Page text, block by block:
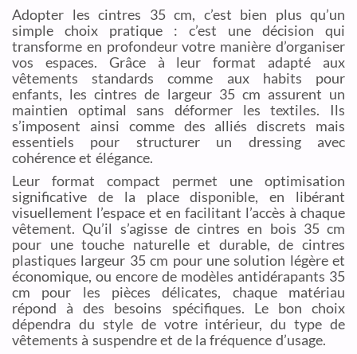
Adopter les cintres 35 cm, c’est bien plus qu’un
simple choix pratique : c’est une décision qui
transforme en profondeur votre manière d’organiser
vos espaces. Grâce à leur format adapté aux
vêtements standards comme aux habits pour
enfants, les cintres de largeur 35 cm assurent un
maintien optimal sans déformer les textiles. Ils
s’imposent ainsi comme des alliés discrets mais
essentiels pour structurer un dressing avec
cohérence et élégance.
Leur format compact permet une optimisation
significative de la place disponible, en libérant
visuellement l’espace et en facilitant l’accès à chaque
vêtement. Qu’il s’agisse de cintres en bois 35 cm
pour une touche naturelle et durable, de cintres
plastiques largeur 35 cm pour une solution légère et
économique, ou encore de modèles antidérapants 35
cm pour les pièces délicates, chaque matériau
répond à des besoins spécifiques. Le bon choix
dépendra du style de votre intérieur, du type de
vêtements à suspendre et de la fréquence d’usage.